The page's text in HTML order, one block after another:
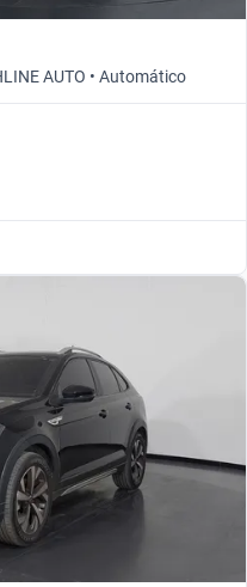
AUTO • Automático